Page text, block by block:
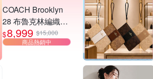
COACH Brooklyn
28 布魯克林編織款
單肩包-深咖
$8,999 $15,000
商品熱銷中